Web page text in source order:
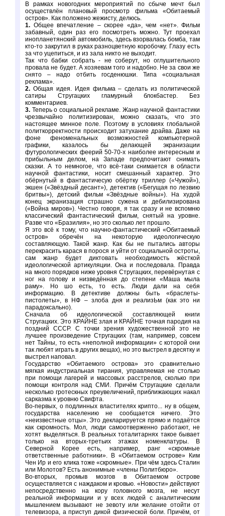
В рамках новогодних мероприятий по сбыче мечт был
осуществлён плановый просмотр фильма «Обитаемый
остров». Как положено жежисту, делюсь.
1. Общее впечатление – скорее «да», чем «нет». Фильм
забавный, один раз его посмотреть можно. Тут проехал
инопланетянский автомобиль, здесь взорвалась бомба, там
кто-то закрутил в руках разноцветную коробочку. Глазу есть
за что уцепиться, и из зала никто не выходит.
Так что бабки собрать - не соберут, но оглушительного
провала не будет. А хозяевам того и надобно. Не за свои же
снято – надо отбить госденюшки. Типа «социальная
реклама».
2. Общая идея. Идея фильма – сделать из политической
сатиры Стругацких гламурный блокбастер. Без
комментариев.
3. Теперь о социальной рекламе. Жанр научной фантастики
чрезвычайно политизирован, можно сказать, что это
настоящее минное поле. Поэтому в условиях глобальной
политкорректности происходит затухание драйва. Даже на
фоне феноменальных возможностей компьютерной
графики, казалось бы делающей экранизации
футурологических феерий 50-70-х наиболее интересным и
прибыльным делом, на Западе предпочитают снимать
сказки. А то немногое, что всё-таки снимается в области
научной фантастики, носит смешанный характер. Это
обёрнутый в фантастичесую обёртку триллер («Чужой»),
экшен («Звёздный десант»), детектив («Бегущая по лезвию
бритвы»), детский фильм «Звёздные войны»). На худой
конец экранизация страшно сужена и дебилизирована
(«Война миров»). Честно говоря, я так сразу и не вспомню
классический фантастический фильм, снятый на уровне.
Разве что «Бразилия», но это сколько лет прошло.
Я это всё к тому, что научно-фантастический «Обитаемый
остров» обречён на некоторую идеологическую
составляющую. Такой жанр. Как бы не пытались авторы
перекрасить карася в порося и уйти от социальной остроты,
сам жанр будет диктовать необходимость жёсткой
идеологической артикуляции. Она и последовала. Правда
на много порядков ниже уровня Стругацких, перевёрнутая с
ног на голову и низведённая до степени «Маша мыла
раму». Но шо есть, то есть. Люди дали на себя
информацию. В детективе должны быть «браслеты-
пистолеты», в НФ – злоба дня и реализЬм (как это ни
парадоксально).
Сначала об идеологической составляющей книги
Стругацких. Это КРАЙНЕ злая и КРАЙНЕ точная пародия на
поздний СССР. С точки зрения художественной это не
лучшее произведение Стругацких (там, например, совсем
нет Тайны, то есть «неполной информации» с которой они
так любят играть в других вещах), но это выстрел в десятку и
выстрел наповал.
Государство «Обитаемого острова» это сравнительно
мягкая индустриальная тирания, управляемая не столько
при помощи лагерей и массовых расстрелов, сколько при
помощи контроля над СМИ. Причём Стругацкие сделали
несколько гротескных преувеличений, приближающих накал
сарказма к уровню Свифта.
Во-первых, о подлинных властителях крипто... ну в общем,
государства населению не сообщается ничего. Это
«неизвестные отцы». Это декларируется прямо и подаётся
как скромность. Мол, люди самоотверженно работают, не
хотят выделяться. В реальных тоталитарнях такое бывает
только на вторых-третьих этажах номенклатуры. В
Северной Корее есть, например, ранг «скромные
ответственные работники». В «Обитаемом острове» Ким
Чен Ир и его клика тоже «скромные». При чём здесь Сталин
или Молотов? Есть анонимные «члены Политбюро».
Во-вторых, промыв мозгов в Обитаемом острове
осуществляется с наждаком и кровью. «Новости» действуют
непосредственно на кору головного мозга, не несут
реальной информации и у всех людей с аналитическим
мышлением вызывают не зевоту или желание отойти от
телевизора, а приступ дикой физической боли. Причём, от